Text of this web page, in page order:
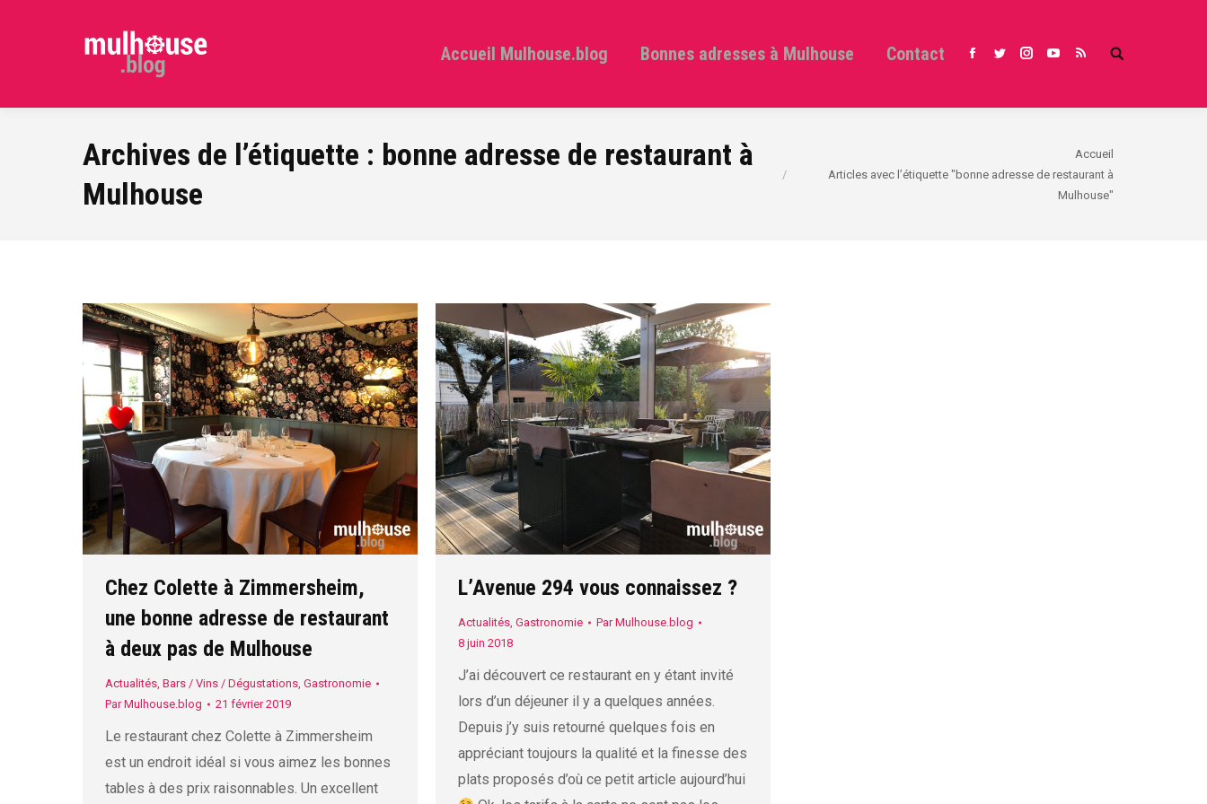
Accueil Mulhouse.blog Bonnes adresses à Mulhouse Contact Facebook
TwitterInstagram
YouTube
RSS Search:
Archives de l’étiquette : bonne adresse de restaurant à
Mulhouse
Accueil
Articles avec l’étiquette "bonne adresse de restaurant à
Mulhouse"
Chez Colette à Zimmersheim,
une bonne adresse de restaurant
à deux pas de Mulhouse
Actualités, Bars / Vins / Dégustations, Gastronomie
ParMulhouse.blog 21 février 2019
Le restaurant chez Colette à Zimmersheim
est un endroit idéal si vous aimez les bonnes
tables à des prix raisonnables. Un excellent
L’Avenue 294 vous connaissez ?
Actualités, Gastronomie ParMulhouse.blog
8 juin 2018
J’ai découvert ce restaurant en y étant invité
lors d’un déjeuner il y a quelques années.
Depuis j’y suis retourné quelques fois en
appréciant toujours la qualité et la finesse des
plats proposés d’où ce petit article aujourd’hui